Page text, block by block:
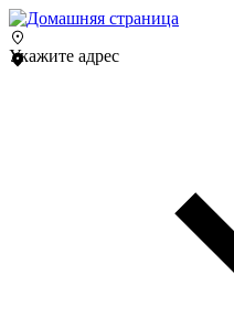
Укажите адрес